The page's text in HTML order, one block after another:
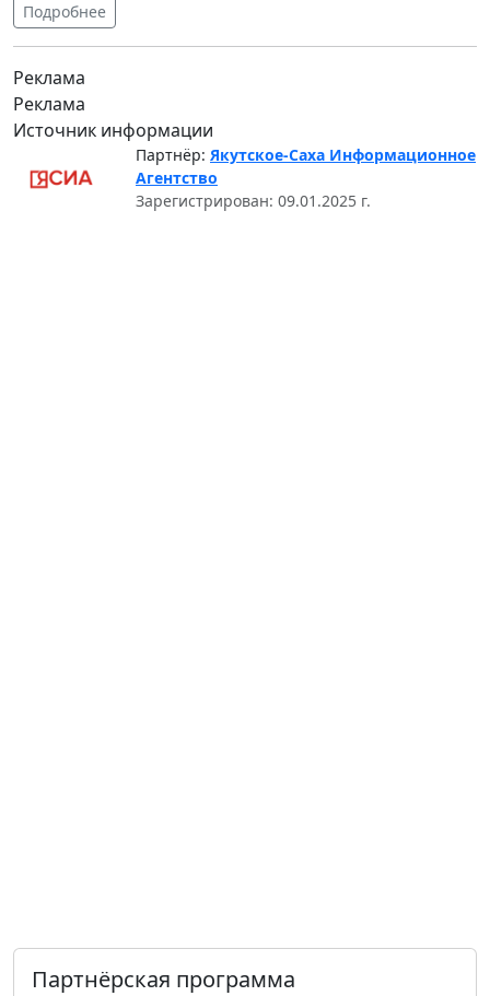
Подробнее
Реклама
Реклама
Источник информации
Партнёр: Якутское-Саха Информационное
Агентство
Зарегистрирован: 09.01.2025 г.
Партнёрская программа